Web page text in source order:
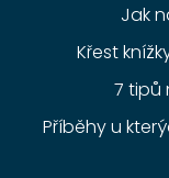
Jak
Křest
7 tipů
Příběhy u